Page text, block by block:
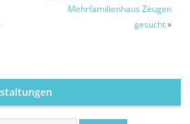
Mehrfamilienhaus Zeugen
gesucht»